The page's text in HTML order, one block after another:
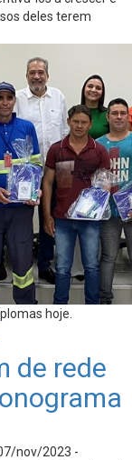
deles terem
hoje.
de rede
nov/2023 -